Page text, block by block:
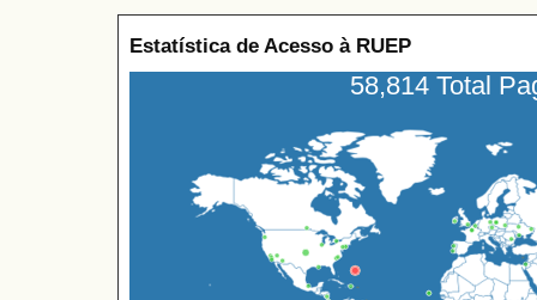
Estatística de Acesso à RUEP
58,814 Total